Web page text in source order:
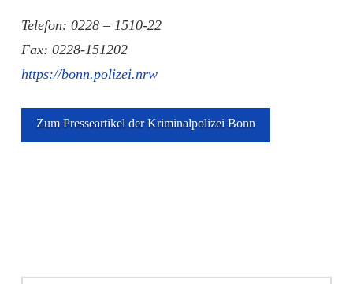
Telefon: 0228 – 1510-22
Fax: 0228-151202
https://bonn.polizei.nrw
Zum Presseartikel der Kriminalpolizei Bonn